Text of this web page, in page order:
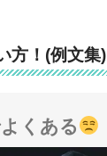
方！(例文集)
くある